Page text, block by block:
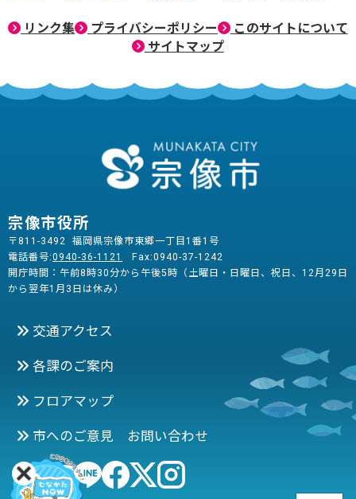
リンク集 プライバシーポリシー
このサイトについて
サイトマップ
宗像市役所
〒811-3492 福岡県宗像市東郷一丁目1番1号
電話番号:0940-36-1121
Fax:0940-37-1242
開庁時間：午前8時30分から午後5時（土曜日・日曜日、祝日、12月29日
から翌年1月3日は休み）
交通アクセス
各課のご案内
フロアマップ
市へのご意見 お問い合わせ